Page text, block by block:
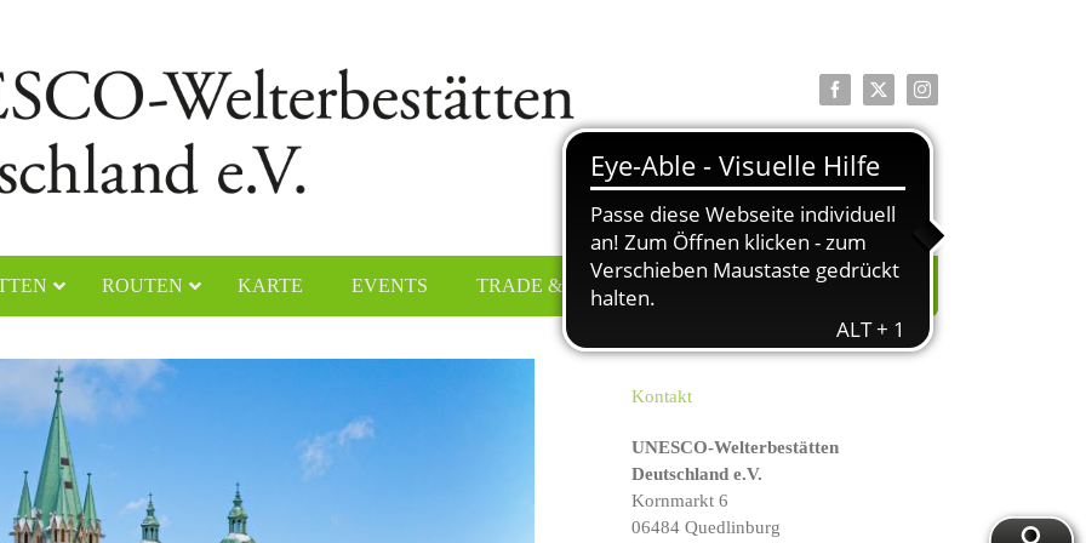
Facebook
X Instagram
Dom
Dom
„Die Wies“
Lorsch
Naumburger Dom
Klosteranlage Maulbronn
ROUTEN KARTE EVENTS TRADE & PRESSE
Kontakt
UNESCO-Welterbestätten
Deutschland e.V.
Kornmarkt 6
06484 Quedlinburg